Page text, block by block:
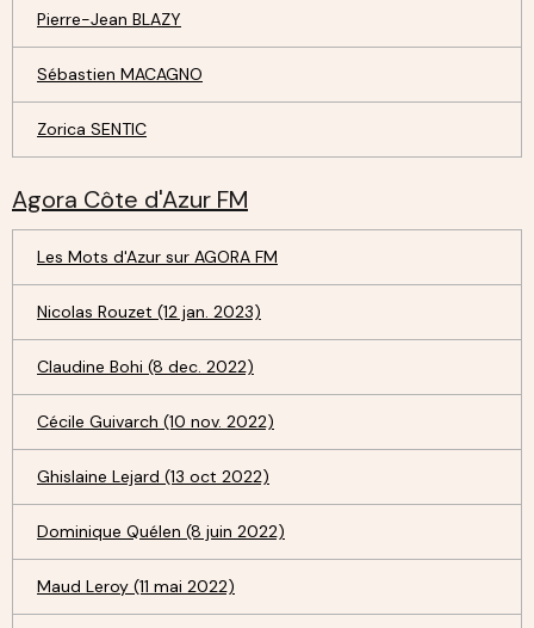
Pierre-Jean BLAZY
Sébastien MACAGNO
Zorica SENTIC
Agora Côte d'Azur FM
Les Mots d'Azur sur AGORA FM
Nicolas Rouzet (12 jan. 2023)
Claudine Bohi (8 dec. 2022)
Cécile Guivarch (10 nov. 2022)
Ghislaine Lejard (13 oct 2022)
Dominique Quélen (8 juin 2022)
Maud Leroy (11 mai 2022)